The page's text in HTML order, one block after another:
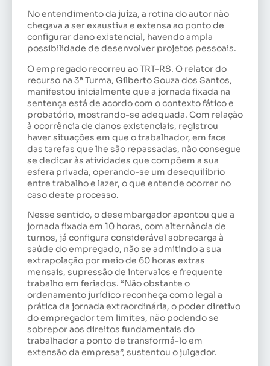
No entendimento da juíza, a rotina do autor não
chegava a ser exaustiva e extensa ao ponto de
configurar dano existencial, havendo ampla
possibilidade de desenvolver projetos pessoais.
O empregado recorreu ao TRT-RS. O relator do
recurso na 3ª Turma, Gilberto Souza dos Santos,
manifestou inicialmente que a jornada fixada na
sentença está de acordo com o contexto fático e
probatório, mostrando-se adequada. Com relação
à ocorrência de danos existenciais, registrou
haver situações em que o trabalhador, em face
das tarefas que lhe são repassadas, não consegue
se dedicar às atividades que compõem a sua
esfera privada, operando-se um desequilíbrio
entre trabalho e lazer, o que entende ocorrer no
caso deste processo.
Nesse sentido, o desembargador apontou que a
jornada fixada em 10 horas, com alternância de
turnos, já configura considerável sobrecarga à
saúde do empregado, não se admitindo a sua
extrapolação por meio de 60 horas extras
mensais, supressão de intervalos e frequente
trabalho em feriados. “Não obstante o
ordenamento jurídico reconheça como legal a
prática da jornada extraordinária, o poder diretivo
do empregador tem limites, não podendo se
sobrepor aos direitos fundamentais do
trabalhador a ponto de transformá-lo em
extensão da empresa”, sustentou o julgador.